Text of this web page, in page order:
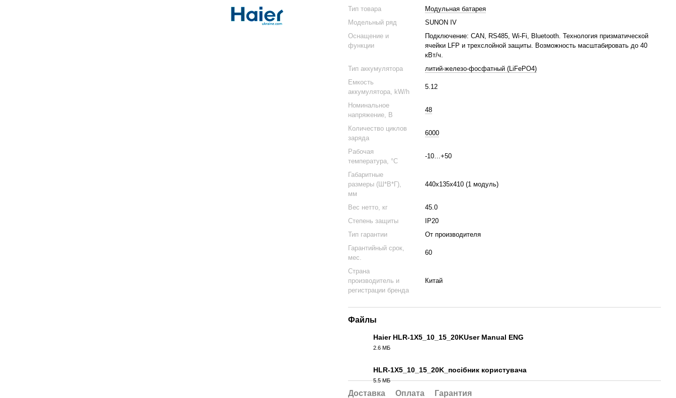
Тип товара
Модульная батарея
Модельный ряд
SUNON IV
Оснащение и
функции
Подключение: CAN, RS485, Wi-Fi, Bluetooth. Технология призматической
ячейки LFP и трехслойной защиты. Возможность масштабировать до 40
кВт/ч.
Тип аккумулятора
литий-железо-фосфатный (LiFePO4)
Емкость
аккумулятора, kW/h
5.12
Номинальное
напряжение, В
48
Количество циклов
заряда
6000
Рабочая
температура, °С
-10…+50
Габаритные
размеры (Ш*В*Г),
мм
440х135х410 (1 модуль)
Вес нетто, кг
45.0
Степень защиты
IP20
Тип гарантии
От производителя
Гарантийный срок,
мес.
60
Страна
производитель и
регистрации бренда
Китай
Файлы
Haier HLR-1X5_10_15_20KUser Manual ENG
2.6 МБ
HLR-1X5_10_15_20K_посібник користувача
5.5 МБ
Доставка Оплата Гарантия